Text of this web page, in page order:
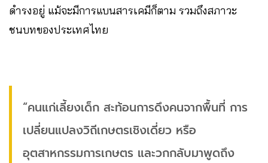
ดำรงอยู่ แม้จะมีการแบนสารเคมีก็ตาม รวมถึงสภาวะ
ชนบทของประเทศไทย
“คนแก่เลี้ยงเด็ก สะท้อนการดึงคนจากพื้นที่ การ
เปลี่ยนแปลงวิถีเกษตรเชิงเดี่ยว หรือ
อุตสาหกรรมการเกษตร และวกกลับมาพูดถึง